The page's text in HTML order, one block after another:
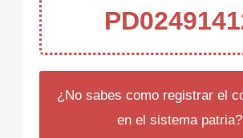
¿No sabes como registrar el
en el sistema patria?